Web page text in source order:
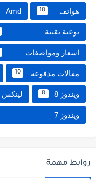
هواتف 18
Amd
توعية تقنية
اسعار ومواصفات
مقالات مدفوعة 10
ويندوز 8 8 لينكس
ويندوز 7
روابط مهمة